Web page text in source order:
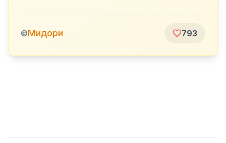
©Мидори 793